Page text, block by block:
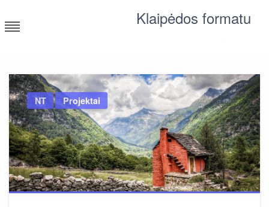
to
content
Klaipėdos formatu
NT Projektai